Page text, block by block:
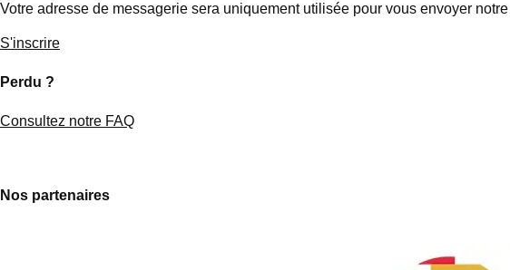
Votre adresse de messagerie sera uniquement utilisée pour vous envoyer
S'inscrire
Perdu ?
Consultez notre FAQ
Nos partenaires